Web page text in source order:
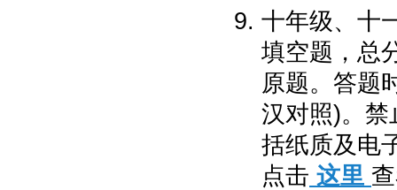
十年级、十
填空题，总
原题。答题
汉对照)。禁
括纸质及电
点击 这里